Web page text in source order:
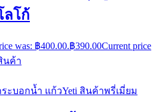
ลโก้
was: ฿400.00.฿390.00Current price
นค้า